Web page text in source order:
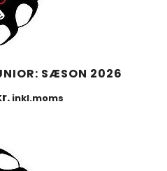
SÆSON 2026
inkl.moms